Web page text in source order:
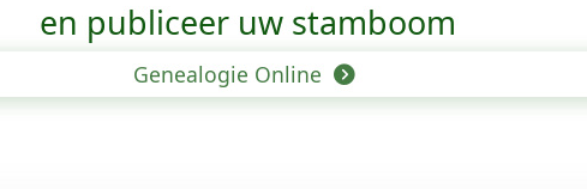
en publiceer uw stamboom
Genealogie Online